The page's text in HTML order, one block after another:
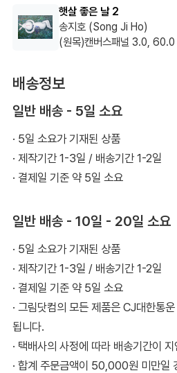
네이버 cwm**** 고객님 이용후기
햇살 좋은 날 2
송지호 (Song Ji Ho)
(원목)캔버스패널 3.0,
배송정보
일반 배송 - 5일 소요
· 5일 소요가 기재된 상품
· 제작기간 1-3일 / 배송기간 1-2일
· 결제일 기준 약 5일 소요
일반 배송 - 10일 - 20일 소요
· 5일 소요가 기재된 상품
· 제작기간 1-3일 / 배송기간 1-2일
· 결제일 기준 약 5일 소요
· 그림닷컴의 모든 제품은 CJ대한통
됩니다.
· 택배사의 사정에 따라 배송기간이
· 합계 주문금액이 50,000원 미만일